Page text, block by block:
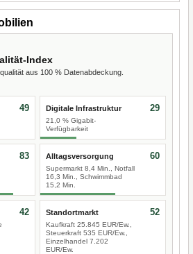
Index
aus 100 % Datenabdeckung.
49 Digitale Infrastruktur
21,0 % Gigabit-
Verfügbarkeit
29
83 Alltagsversorgung
Supermarkt 8,4 Min., Notfall
16,3 Min., Schwimmbad
15,2 Min.
60
42 Standortmarkt
Kaufkraft 25.845 EUR/Ew.,
Steuerkraft 535 EUR/Ew.,
Einzelhandel 7.202
EUR/Ew.
52